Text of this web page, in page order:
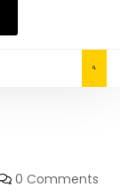
0 Comments